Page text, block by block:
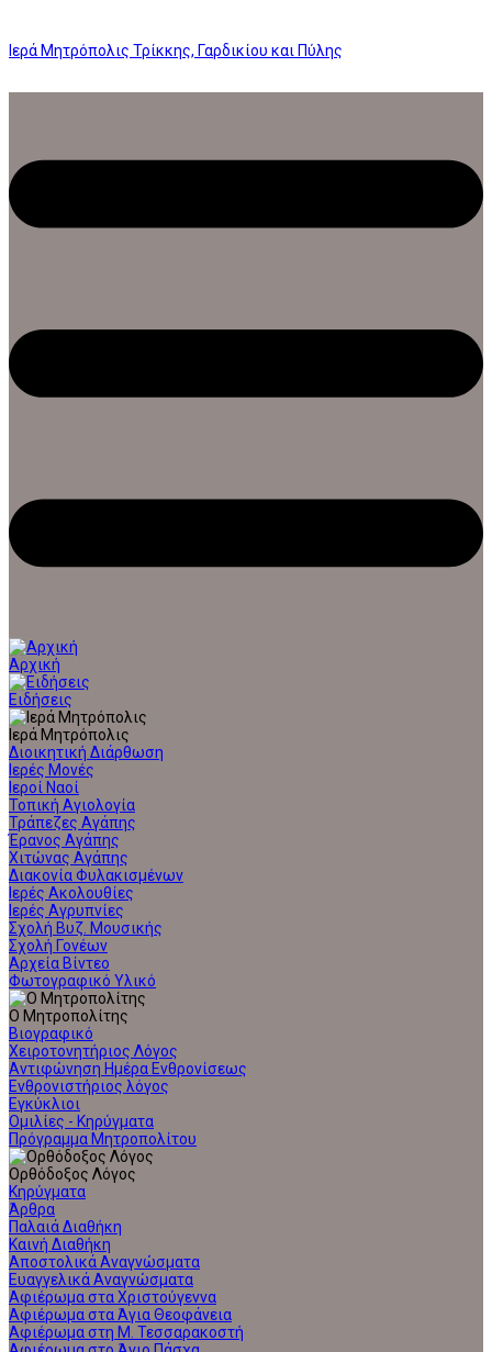
Ιερά Μητρόπολις Τρίκκης, Γαρδικίου και Πύλης
Αρχική
Ειδήσεις
Ιερά Μητρόπολις
Διοικητική Διάρθωση
Ιερές Μονές
Ιεροί Ναοί
Τοπική Αγιολογία
Τράπεζες Αγάπης
Έρανος Αγάπης
Χιτώνας Αγάπης
Διακονία Φυλακισμένων
Ιερές Ακολουθίες
Ιερές Αγρυπνίες
Σχολή Βυζ. Μουσικής
Σχολή Γονέων
Αρχεία Βίντεο
Φωτογραφικό Υλικό
Ο Μητροπολίτης
Βιογραφικό
Χειροτονητήριος Λόγος
Αντιφώνηση Ημέρα Ενθρονίσεως
Ενθρονιστήριος λόγος
Εγκύκλιοι
Ομιλίες - Κηρύγματα
Πρόγραμμα Μητροπολίτου
Ορθόδοξος Λόγος
Κηρύγματα
Άρθρα
Παλαιά Διαθήκη
Καινή Διαθήκη
Αποστολικά Αναγνώσματα
Ευαγγελικά Αναγνώσματα
Αφιέρωμα στα Χριστούγεννα
Αφιέρωμα στα Άγια Θεοφάνεια
Αφιέρωμα στη Μ. Τεσσαρακοστή